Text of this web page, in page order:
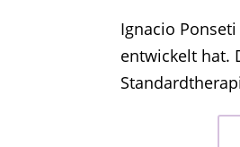
Ignacio
entwickelt hat.